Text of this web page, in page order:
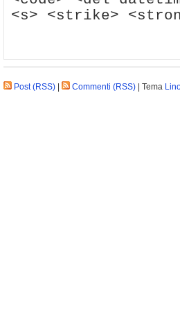
<s> <strike>
Post (RSS) Commenti (RSS) | Tema